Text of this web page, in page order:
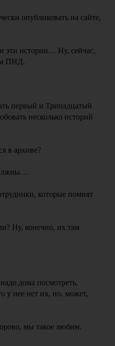
опубликовать на сайте,
истории… Ну, сейчас,
ПНД.
первый и Тринадцатый
несколько историй
в архиве?
которые помнят
Ну, конечно, их там
дома посмотреть,
у нее нет их, но, может,
мы такое любим.